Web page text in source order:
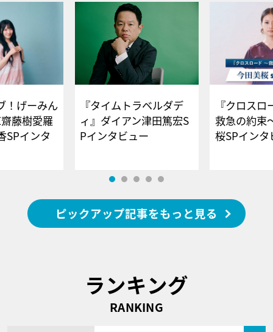
！げーみん
藤樹愛羅
SPインタ
『タイムトラベルダデ
ィ』ダイアン津田篤宏S
Pインタビュー
『クロス
救急の約束
桜SPイ
ピックアップ記事をもっと見る
ランキング
RANKING